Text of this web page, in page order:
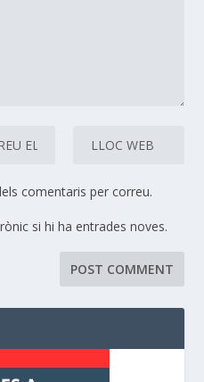
comentaris per correu.
si hi ha entrades noves.